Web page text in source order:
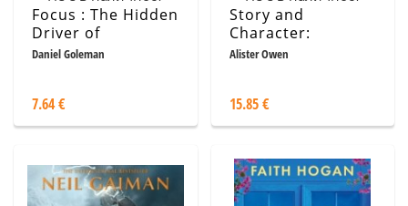
Focus : The Hidden
Driver of
Excellence
Daniel Goleman
7.64 €
Story and
Character:
Interviews with
Alister Owen
15.85 €